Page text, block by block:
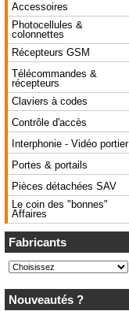
Accessoires
Photocellules &
colonnettes
Récepteurs GSM
Télécommandes &
récepteurs
Claviers à codes
Contrôle d'accès
Interphonie - Vidéo portier
Portes & portails
Pièces détachées SAV
Le coin des "bonnes"
Affaires
Fabricants
Nouveautés ?